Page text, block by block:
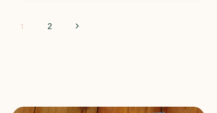
TRADITIONELLES
Seitennavigation
1 2
Nächste